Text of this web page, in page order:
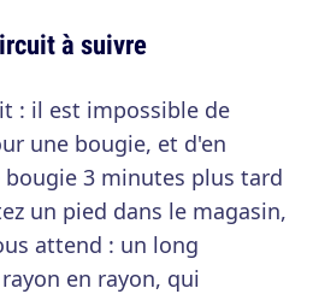
à suivre
: il est impossible de
une bougie, et d'en
3 minutes plus tard
un pied dans le magasin,
attend : un long
en rayon, qui